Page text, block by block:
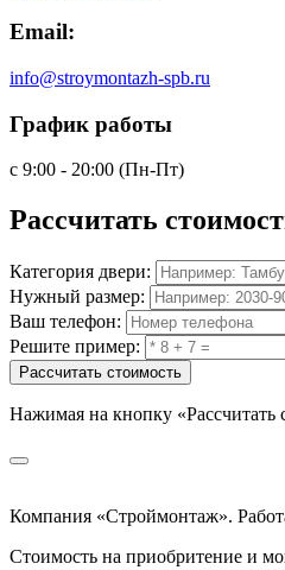
Email:
info@stroymontazh-spb.ru
График работы
с 9:00 - 20:00 (Пн-Пт)
Рассчитать
Категория двери:
Нужный размер:
Ваш телефон:
Решите пример:
Рассчитать стоимость
Нажимая на кнопку «Рассчитать
Компания «Строймонтаж».
Стоимость на приобритение и